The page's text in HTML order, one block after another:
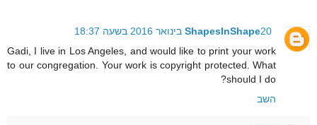
ShapesInShape20 בינואר 2016 בשעה 18:37
Gadi, I live in Los Angeles, and would like to print your work
to our congregation. Your work is copyright protected. What
should I do?
השב